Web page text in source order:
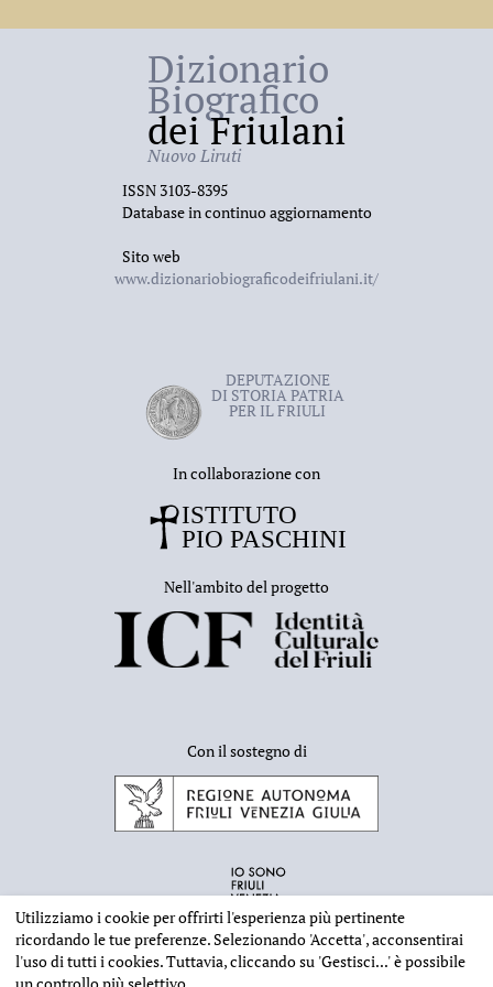
stampa. Colto, poliglotta, collezionista di libri e di
carte geografiche, il R. rappresenta il tipico nobile
goriziano del Seicento ben introdotto a corte per le
benemerenze della propria famiglia; passò senza
difficoltà dagli incarichi civili a quelli ecclesiastici nei
territori imperiali, essendogli preclusa ogni possibilità
di carriera nella diocesi aquileiese. Morì a
28 febbraio 1683.
Dizionario
Biografico
dei Friulani
Nuovo Liruti
ISSN 3103-8395
Database in continuo aggiornamento
Sito web
www.dizionariobiograficodeifriulani.it/
DEPUTAZIONE
DI STORIA PATRIA
PER IL FRIULI
In collaborazione con
Nell'ambito del progetto
Con il sostegno di
Utilizziamo i cookie per offrirti l'esperienza più pertinente
ricordando le tue preferenze. Selezionando 'Accetta', acconsentirai
l'uso di tutti i cookies. Tuttavia, cliccando su 'Gestisci...'è possibile